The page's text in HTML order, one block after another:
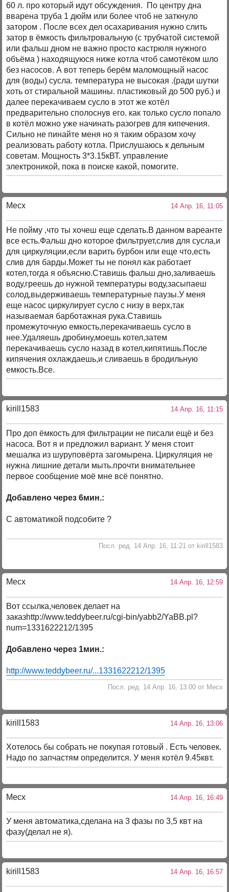
60 л. про который идут обсуждения. По центру дна
вварена труба 1 дюйм или более чтоб не заткнуло
затором . После всех дел осахаривания нужно слить
затор в ёмкость фильтровальную (с трубчатой системой
или фальш дном не важно просто кастрюля нужного
объёма ) находящуюся ниже котла чтоб самотёком шло
без насосов. А вот теперь берём маломощный насос
для (воды) сусла. температура не высокая .(ради шутки
хоть от стиральной машины. пластиковый до 500 руб.) и
далее перекачиваем сусло в этот же котёл
предварительно сполоснув его. как только сусло попало
в котёл можно уже начинать разогрев для кипечения.
Сильно не пинайте меня но я таким образом хочу
реализовать работу котла. Прислушаюсь к дельным
советам. Мощность 3*3.15кВТ. управление
электроникой, пока в поиске какой, помогите.
Mecx 14 Апр. 16, 11:05
Не пойму ,что ты хочеш еще сделать.В данном вареанте
все есть.Фальш дно которое фильтрует,слив для сусла,и
для циркуляции,если варить бурбон или еще что,есть
слив для барды.Может ты не понял как работает
котел,тогда я объясню.Ставишь фальш дно,заливаешь
воду,греешь до нужной температуры воду,засыпаеш
солод,выдерживаешь температурные паузы.У меня
еще насос циркулирует сусло с низу в верх,так
называемая барботажная рука.Ставишь
промежуточную емкость,перекачиваешь сусло в
нее.Удаляешь дробину,моешь котел,затем
перекачиваешь сусло назад в котел,кипятишь.После
кипячения охлаждаешь,и сливаешь в бродильную
емкость.Все.
kirill1583 14 Апр. 16, 11:15
Про доп ёмкость для фильтрации не писали ещё и без
насоса. Вот я и предложил вариант. У меня стоит
мешалка из шуруповёрта загомырена. Циркуляция не
нужна лишние детали мыть.прочти внимательнее
первое сообщение моё мне всё понятно.
Добавлено через 6мин.:
С автоматикой подсобите ?
Посл. ред. 14 Апр. 16, 11:21 от kirill1583
Mecx 14 Апр. 16, 12:59
Вот ссылка,человек делает на
заказhttp://www.teddybeer.ru/cgi-bin/yabb2/YaBB.pl?
num=1331622212/1395
Добавлено через 1мин.:
http://www.teddybeer.ru/...1331622212/1395
Посл. ред. 14 Апр. 16, 13:00 от Mecx
kirill1583 14 Апр. 16, 13:06
Хотелось бы собрать не покупая готовый . Есть человек.
Надо по запчастям определится. У меня котёл 9.45квт.
Mecx 14 Апр. 16, 16:49
У меня автоматика,сделана на 3 фазы по 3,5 квт на
фазу(делал не я).
kirill1583 14 Апр. 16, 16:57